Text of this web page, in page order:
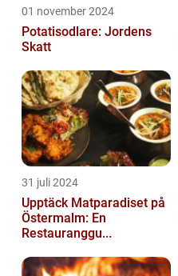
01 november 2024
Potatisodlare: Jordens
Skatt
31 juli 2024
Upptäck Matparadiset på
Östermalm: En
Restauranggu...